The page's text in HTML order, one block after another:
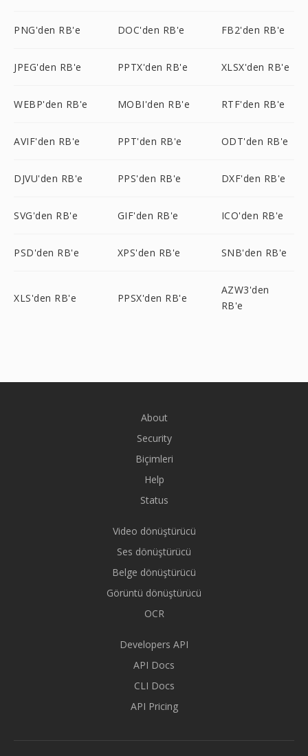
PNG'den RB'e DOC'den RB'e FB2'den RB'e
JPEG'den RB'e PPTX'den RB'e XLSX'den RB'e
WEBP'den RB'e MOBI'den RB'e RTF'den RB'e
AVIF'den RB'e PPT'den RB'e ODT'den RB'e
DJVU'den RB'e PPS'den RB'e DXF'den RB'e
SVG'den RB'e GIF'den RB'e ICO'den RB'e
PSD'den RB'e XPS'den RB'e SNB'den RB'e
XLS'den RB'e PPSX'den RB'e
AZW3'den
RB'e
About
Security
Biçimleri
Help
Status
Video dönüştürücü
Ses dönüştürücü
Belge dönüştürücü
Görüntü dönüştürücü
OCR
Developers API
API Docs
CLI Docs
API Pricing